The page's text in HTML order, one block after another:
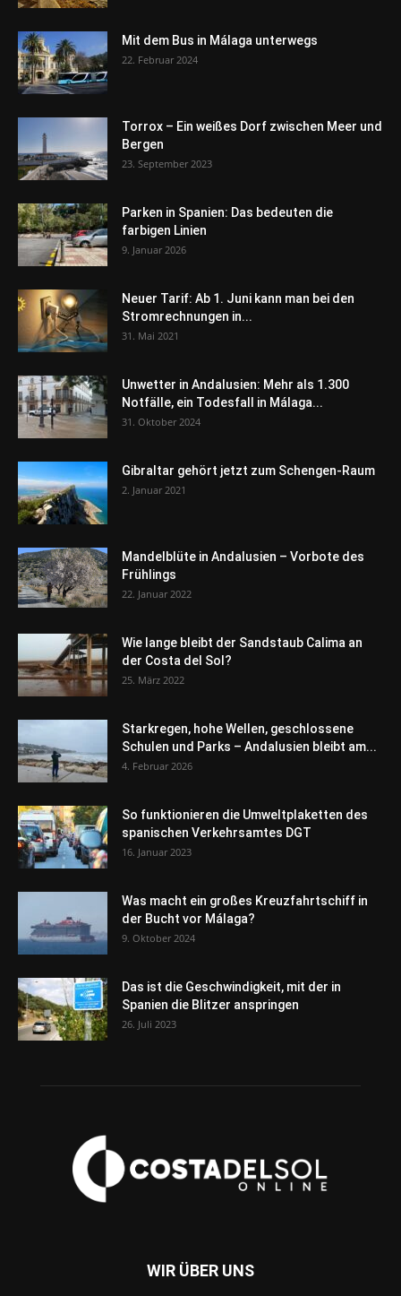
Mit dem Bus in Málaga unterwegs
22. Februar 2024
Torrox – Ein weißes Dorf zwischen Meer und
Bergen
23. September 2023
Parken in Spanien: Das bedeuten die
farbigen Linien
9. Januar 2026
Neuer Tarif: Ab 1. Juni kann man bei den
Stromrechnungen in...
31. Mai 2021
Unwetter in Andalusien: Mehr als 1.300
Notfälle, ein Todesfall in Málaga...
31. Oktober 2024
Gibraltar gehört jetzt zum Schengen-Raum
2. Januar 2021
Mandelblüte in Andalusien – Vorbote des
Frühlings
22. Januar 2022
Wie lange bleibt der Sandstaub Calima an
der Costa del Sol?
25. März 2022
Starkregen, hohe Wellen, geschlossene
Schulen und Parks – Andalusien bleibt am...
4. Februar 2026
So funktionieren die Umweltplaketten des
spanischen Verkehrsamtes DGT
16. Januar 2023
Was macht ein großes Kreuzfahrtschiff in
der Bucht vor Málaga?
9. Oktober 2024
Das ist die Geschwindigkeit, mit der in
Spanien die Blitzer anspringen
26. Juli 2023
WIR ÜBER UNS